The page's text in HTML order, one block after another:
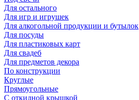
Для остального
Для игр и игрушек
Для алкогольной продукции и бутылок
Для посуды
Для пластиковых карт
Для свадеб
Для предметов декора
По конструкции
Круглые
Прямоугольные
С откидной крышкой